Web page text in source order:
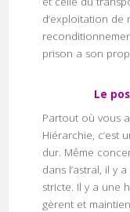
d’exploitation de
prison a son
Le
Partout où vous
Hiérarchie, c’est
dur. Même
dans l’astral, il y
stricte. Il y a une
gèrent et